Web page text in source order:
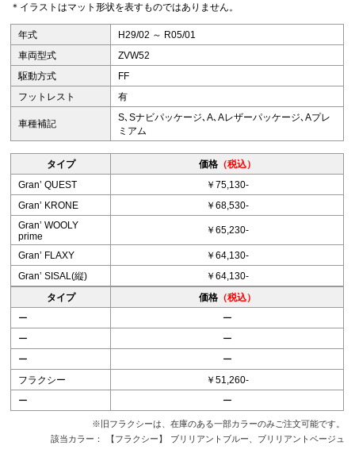
＊イラストはマット形状を表すものではありません。
年式
H29/02 ～ R05/01
車両型式
ZVW52
駆動方式
FF
フットレスト
有
車種補記
S､Sナビパッケージ､A､Aレザーパッケージ､Aプレ
ミアム
タイプ 価格（税込）
Granʼ QUEST
￥75,130-
Granʼ KRONE
￥68,530-
Granʼ WOOLY
prime
￥65,230-
Granʼ FLAXY
￥64,130-
Granʼ SISAL(縦)
￥64,130-
タイプ
価格（税込）
ー
ー
ー
ー
ー
ー
フラクシー
￥51,260-
ー
ー
※旧フラクシーは、在庫のある一部カラーのみご注文可能です。
該当カラー：
【フラクシー】 ブリリアントブルー、ブリリアントベージュ